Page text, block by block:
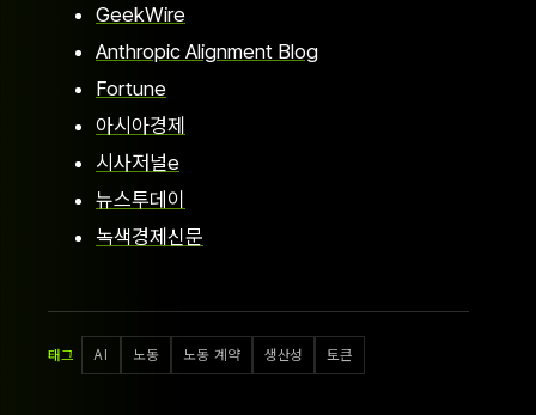
GeekWire
Anthropic Alignment Blog
Fortune
아시아경제
시사저널e
뉴스투데이
녹색경제신문
태그 AI 노동 노동 계약 생산성 토큰